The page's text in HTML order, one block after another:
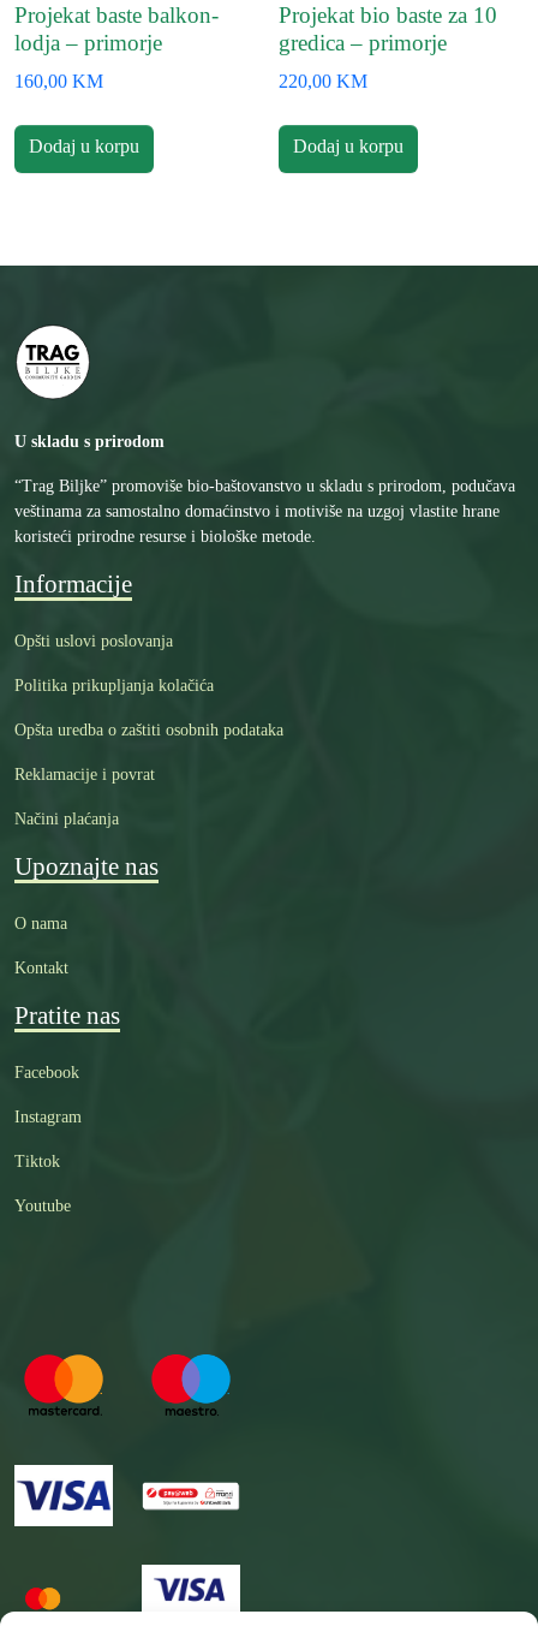
Projekat baste balkon-
lodja – primorje
160,00 KM
Dodaj u korpu
Projekat bio baste za 10
gredica – primorje
220,00KM
Dodaj u korpu
U skladu s prirodom
“Trag Biljke” promoviše bio-baštovanstvo u skladu s prirodom, podučava
veštinama za samostalno domaćinstvo i motiviše na uzgoj vlastite hrane
koristeći prirodne resurse i biološke metode.
Informacije
Opšti uslovi poslovanja
Politika prikupljanja kolačića
Opšta uredba o zaštiti osobnih podataka
Reklamacije i povrat
Načini plaćanja
Upoznajte nas
O nama
Kontakt
Pratite nas
Facebook
Instagram
Tiktok
Youtube